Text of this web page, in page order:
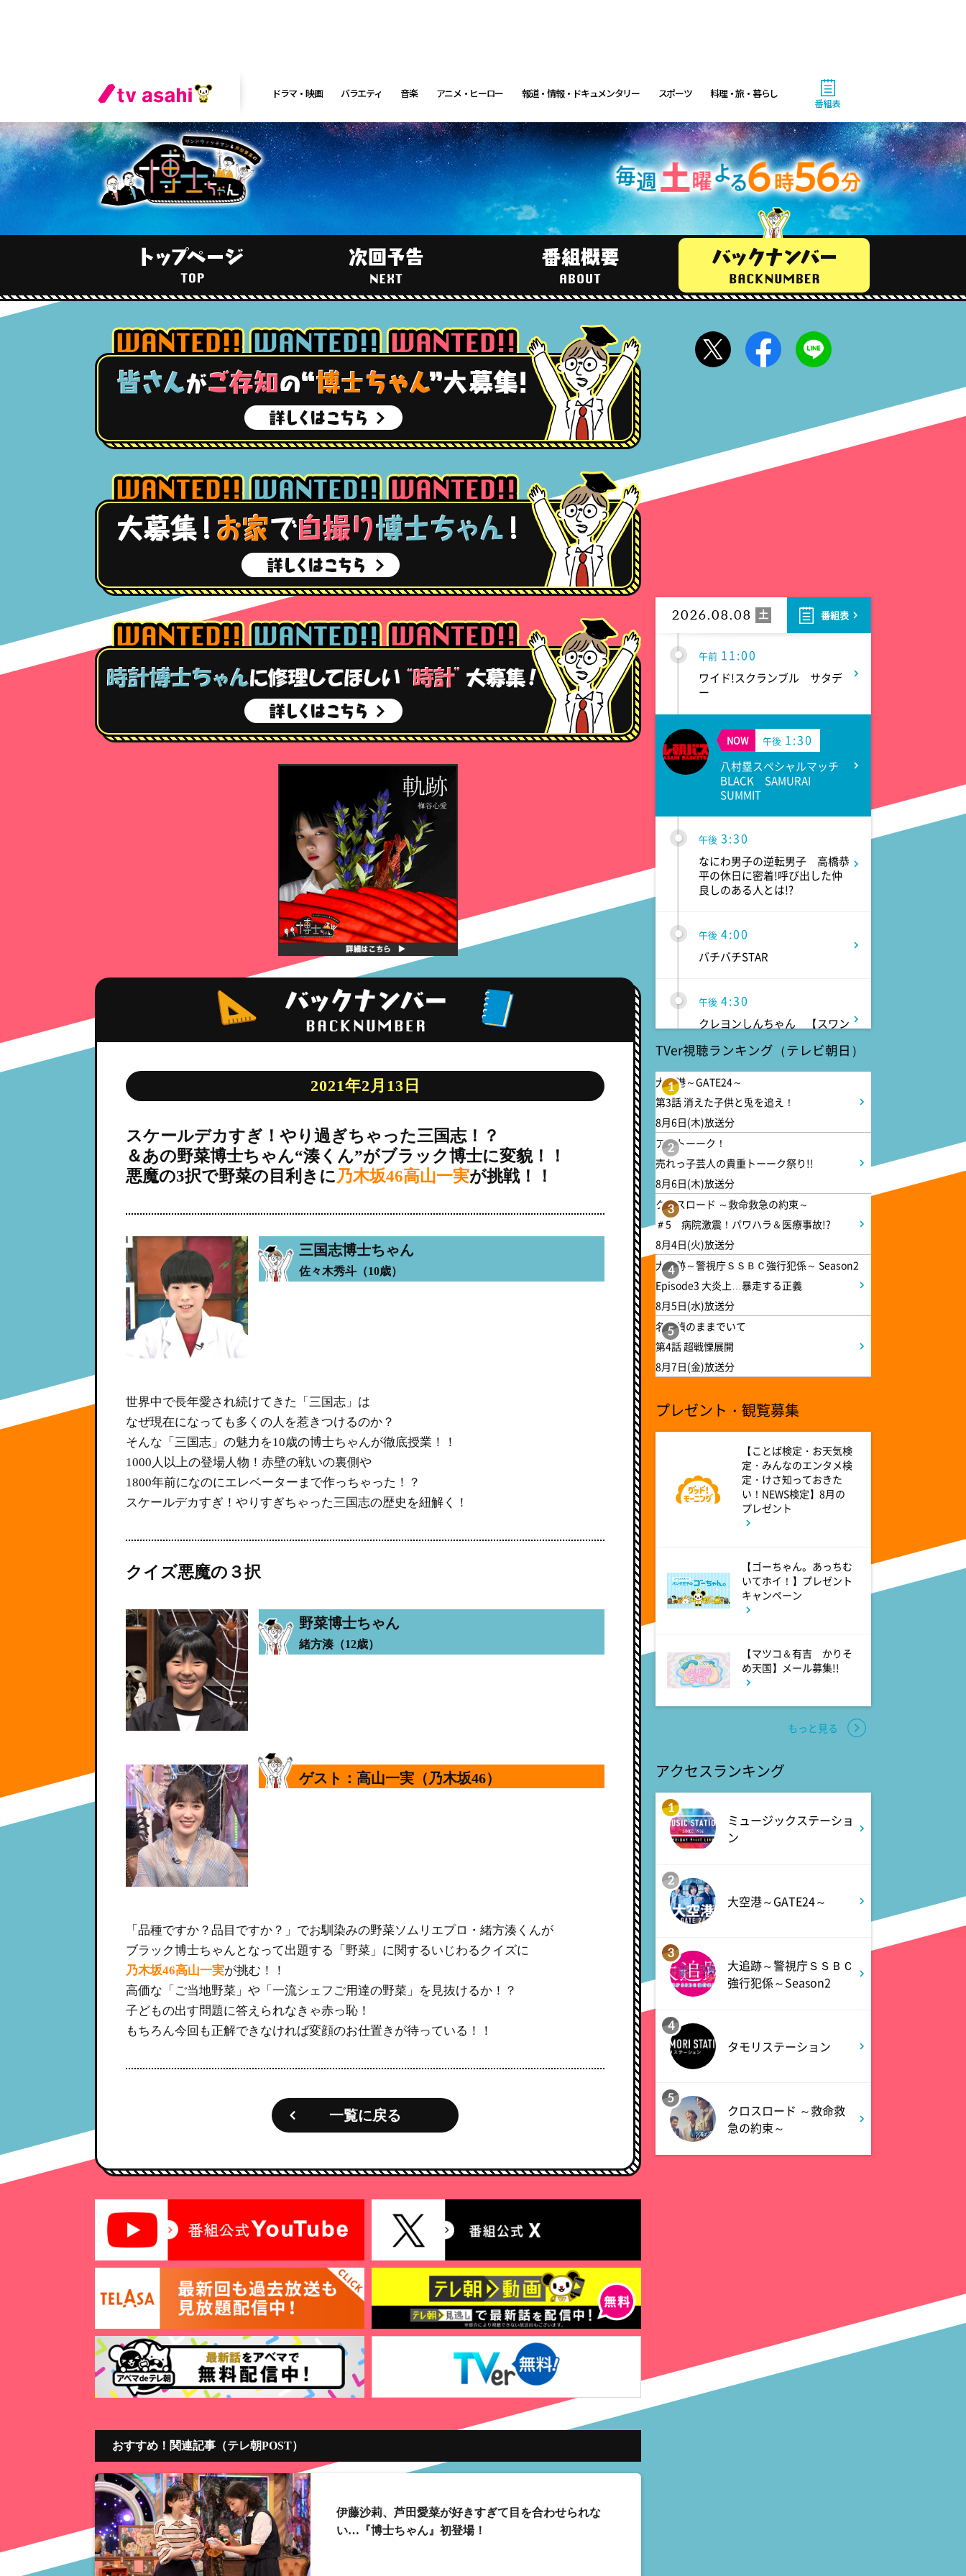
ドラマ・映画 バラエティ 音楽 アニメ・ヒーロー 報道・情報・ドキュメンタリー スポーツ 料理・旅・暮らし
番組表
2021年2月13日
スケールデカすぎ！やり過ぎちゃった三国志！？
＆あの野菜博士ちゃん“湊くん”がブラック博士に変貌！！
悪魔の3択で野菜の目利きに乃木坂46高山一実が挑戦！！
三国志博士ちゃん
佐々木秀斗（10歳）
世界中で長年愛され続けてきた「三国志」は
なぜ現在になっても多くの人を惹きつけるのか？
そんな「三国志」の魅力を10歳の博士ちゃんが徹底授業！！
1000人以上の登場人物！赤壁の戦いの裏側や
1800年前になのにエレベーターまで作っちゃった！？
スケールデカすぎ！やりすぎちゃった三国志の歴史を紐解く！
クイズ悪魔の３択
野菜博士ちゃん
緒方湊（12歳）
ゲスト：高山一実（乃木坂46）
「品種ですか？品目ですか？」でお馴染みの野菜ソムリエプロ・緒方湊くんが
ブラック博士ちゃんとなって出題する「野菜」に関するいじわるクイズに
乃木坂46高山一実が挑む！！
高価な「ご当地野菜」や「一流シェフご用達の野菜」を見抜けるか！？
子どもの出す問題に答えられなきゃ赤っ恥！
もちろん今回も正解できなければ変顔のお仕置きが待っている！！
一覧に戻る
おすすめ！関連記事（テレ朝POST）
伊藤沙莉、芦田愛菜が好きすぎて目を合わせられな
い…『博士ちゃん』初登場！
2026.08.08 土 番組表
あさ 5:50
あさ 6:00
グッド!モーニング
あさ 8:00
朝だ!生です旅サラダ 坂本昌
行が思い出の地・静岡県で極上
旅&世界遺産特集!
1泊家族 傑作選 100年前に
タイプスリップ!?昭和大正の暮
らしをする衝撃家族
しあわせのたね。
10:00
グ 期間限定商品を手にする大
チャンス!お見逃しなく!
午前 11:00
ワイド!スクランブル サタデ
ー
NOW 午後 1:30
八村塁スペシャルマッチ
BLACK SAMURAI
SUMMIT
午後 3:30
なにわ男子の逆転男子 高橋恭
平の休日に密着!呼び出した仲
良しのある人とは!?
午後 4:00
バチバチSTAR
午後 4:30
クレヨンしんちゃん 【スワン
午後 5:00
ドラえもん 【ウラメシズキ
ン】ほか
午後 5:30
ANNスーパーJチャンネル
よる 6:00
人生の楽園 夏の1時間!ふるさ
と大好きスペシャル
よる 6:56
サンド&芦田愛菜の博士ちゃ
ん 伊藤沙莉が初参戦!!目利き
三択バトルSP
よる 8:00
池上彰のニュースそうだったの
か!! 池上流映像ショーSP
よる 8:54
タモリステーション 日本人と
石油 最前線 そもそも石油と
よる 10:24
サタデーステーション
よる 10:52
私の幸福時間
熱闘甲子園 涙は、強さにな
る。
夏色の雲が恋と嵐をまきおこ
す #5
天幕のジャードゥーガル
#7【イマニメーション】
深夜
テレ朝サマフェス音楽LIVEダイ
ジェスト
深夜 1:00
タイムトラベルダディ #2
ダイアン津田ドラマ初主演作
品 脚本:上田誠
深夜
花織さんは転生しても喧嘩がし
TVer視聴ランキング（テレビ朝日）
1
大空港～GATE24～
第3話 消えた子供と兎を追え！
8月6日(木)放送分
2
アメトーーク！
売れっ子芸人の貴重トーーク祭り!!
8月6日(木)放送分
3
クロスロード ～救命救急の約束～
＃5 病院激震！パワハラ＆医療事故!?
8月4日(火)放送分
4
大追跡～警視庁ＳＳＢＣ強行犯係～ Season2
Episode3 大炎上…暴走する正義
8月5日(水)放送分
5
名探偵のままでいて
第4話 超戦慄展開
8月7日(金)放送分
プレゼント・観覧募集
【ことば検定・お天気検
定・みんなのエンタメ検
定・けさ知っておきた
い！NEWS検定】8月の
プレゼント
【ゴーちゃん。あっちむ
いてホイ！】プレゼント
キャンペーン
【マツコ＆有吉 かりそ
め天国】メール募集!!
もっと見る
アクセスランキング
1
ミュージックステーショ
ン
2
大空港～GATE24～
3
大追跡～警視庁ＳＳＢＣ
強行犯係～Season2
4
タモリステーション
5
クロスロード ～救命救
急の約束～